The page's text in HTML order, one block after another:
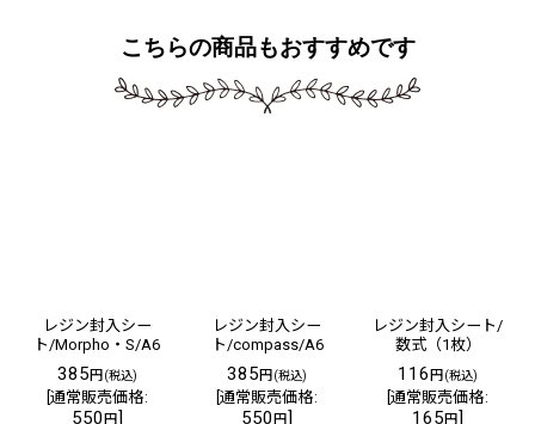
こちらの商品もおすすめです
レジン封入シー
ト/Morpho・S/A6
385円(税込)
通常販売価格:
550円]
レジン封入シー
ト/compass/A6
385円(税込)
[通常販売価格:
550円]
レジン封入シート/
数式（1枚）
116円(税込)
[通常販売価格:
165円]